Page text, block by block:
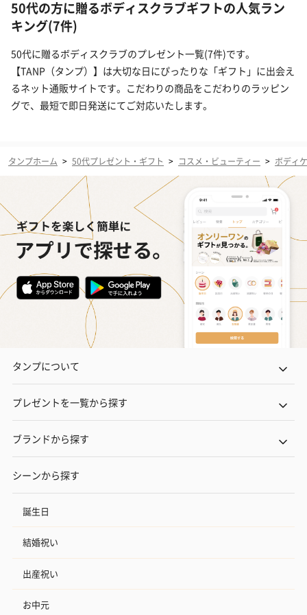
50代の方に贈るボディスクラブギフトの人気ラン
キング(7件)
50代に贈るボディスクラブのプレゼント一覧(7件)です。
【TANP（タンプ）】は大切な日にぴったりな「ギフト」に出会え
るネット通販サイトです。こだわりの商品をこだわりのラッピン
グで、最短で即日発送にてご対応いたします。
タンプホーム > 50代プレゼント・ギフト > コスメ・ビューティー > ボディ
タンプについて
プレゼントを一覧から探す
ブランドから探す
シーンから探す
誕生日
結婚祝い
出産祝い
お中元